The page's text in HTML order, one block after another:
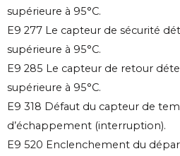
supérieure à 95°C.
E9 277 Le capteur de sécurité
supérieure à 95°C.
E9 285 Le capteur de retour
supérieure à 95°C.
E9 318 Défaut du capteur de
d’échappement (interruption).
E9 520 Enclenchement du